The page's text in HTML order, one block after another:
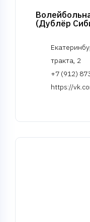
(Дублёр
тракта, 2
+7 (912)
https://